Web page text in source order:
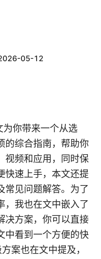
05-12
你带来一个从选
的综合指南，帮助你
视频和应用，同时保
快速上手，本文还提
常见问题解答。为了
，我也在文中嵌入了
决方案，你可以直接
中看到一个方便的快
案也在文中提及，